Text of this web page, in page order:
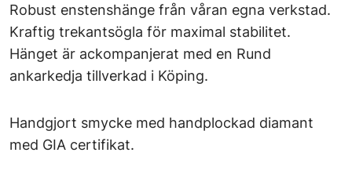
Robust enstenshänge från våran egna verkstad.
Kraftig trekantsögla för maximal stabilitet.
Hänget är ackompanjerat med en Rund
ankarkedja tillverkad i Köping.
Handgjort smycke med handplockad diamant
med GIA certifikat.